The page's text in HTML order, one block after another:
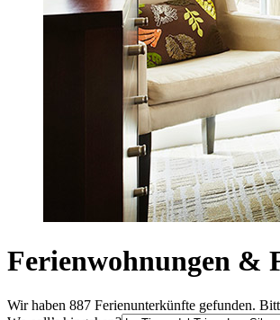
Ferienwohnungen &
Wir haben 887 Ferienunterkünfte gefunden.